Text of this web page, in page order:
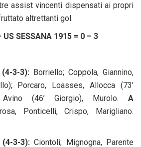
assist vincenti dispensati ai propri
altrettanti gol.
US SESSANA 1915 = 0 – 3
3-3): Borriello; Coppola, Giannino,
Porcaro, Loasses, Allocca (73’
Avino (46’ Giorgio), Murolo. A
Ponticelli, Crispo, Marigliano.
(4-3-3): Ciontoli; Mignogna, Parente